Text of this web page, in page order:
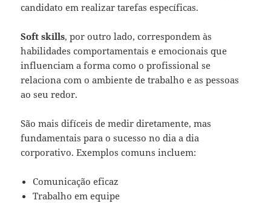
candidato em realizar tarefas específicas.
Soft skills, por outro lado, correspondem às
habilidades comportamentais e emocionais que
influenciam a forma como o profissional se
relaciona com o ambiente de trabalho e as pessoas
ao seu redor.
São mais difíceis de medir diretamente, mas
fundamentais para o sucesso no dia a dia
corporativo. Exemplos comuns incluem:
Comunicação eficaz
Trabalho em equipe